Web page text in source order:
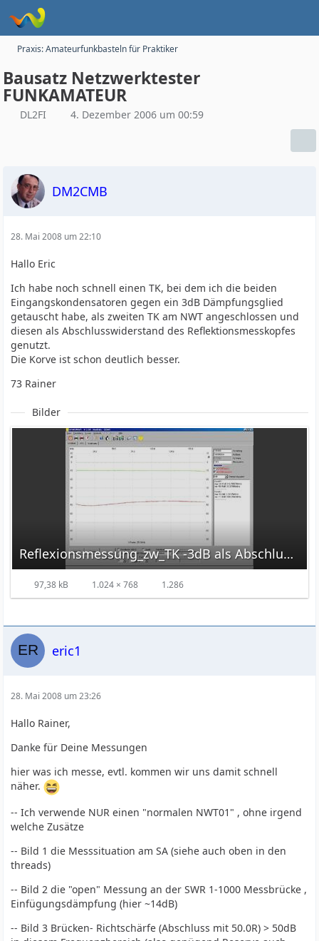
Praxis: Amateurfunkbasteln für Praktiker
Bausatz Netzwerktester
FUNKAMATEUR
DL2FI 4. Dezember 2006 um 00:59
DM2CMB
28. Mai 2008 um 22:10
Hallo Eric
Ich habe noch schnell einen TK, bei dem ich die beiden
Eingangskondensatoren gegen ein 3dB Dämpfungsglied
getauscht habe, als zweiten TK am NWT angeschlossen und
diesen als Abschlusswiderstand des Reflektionsmesskopfes
genutzt.
Die Korve ist schon deutlich besser.
73 Rainer
Bilder
Reflexionsmessung_zw_TK -3dB als Abschluss.jpg
97,38 kB 1.024 × 768 1.286
eric1
28. Mai 2008 um 23:26
Hallo Rainer,
Danke für Deine Messungen
hier was ich messe, evtl. kommen wir uns damit schnell
näher.
-- Ich verwende NUR einen "normalen NWT01" , ohne irgend
welche Zusätze
-- Bild 1 die Messsituation am SA (siehe auch oben in den
threads)
-- Bild 2 die "open" Messung an der SWR 1-1000 Messbrücke ,
Einfügungsdämpfung (hier ~14dB)
-- Bild 3 Brücken- Richtschärfe (Abschluss mit 50.0R) > 50dB